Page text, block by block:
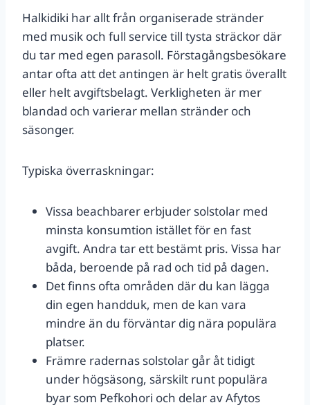
Halkidiki har allt från organiserade stränder
med musik och full service till tysta sträckor där
du tar med egen parasoll. Förstagångsbesökare
antar ofta att det antingen är helt gratis överallt
eller helt avgiftsbelagt. Verkligheten är mer
blandad och varierar mellan stränder och
säsonger.
Typiska överraskningar:
Vissa beachbarer erbjuder solstolar med
minsta konsumtion istället för en fast
avgift. Andra tar ett bestämt pris. Vissa har
båda, beroende på rad och tid på dagen.
Det finns ofta områden där du kan lägga
din egen handduk, men de kan vara
mindre än du förväntar dig nära populära
platser.
Främre radernas solstolar går åt tidigt
under högsäsong, särskilt runt populära
byar som Pefkohori och delar av Afytos